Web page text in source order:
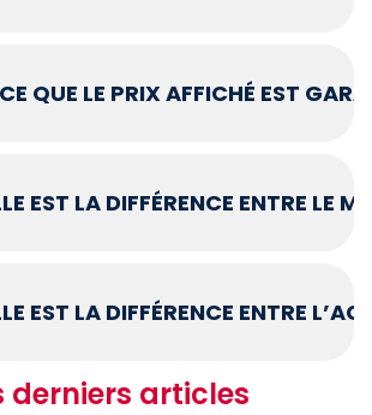
QUE LE PRIX AFFICHÉ EST
EST LA DIFFÉRENCE ENTRE LE
EST LA DIFFÉRENCE ENTRE
derniers articles